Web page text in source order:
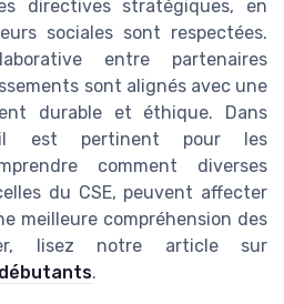
directives stratégiques, en
sociales sont respectées.
entre partenaires
sont alignés avec une
durable et éthique. Dans
il est pertinent pour les
comment diverses
du CSE, peuvent affecter
meilleure compréhension des
lisez notre article sur
.